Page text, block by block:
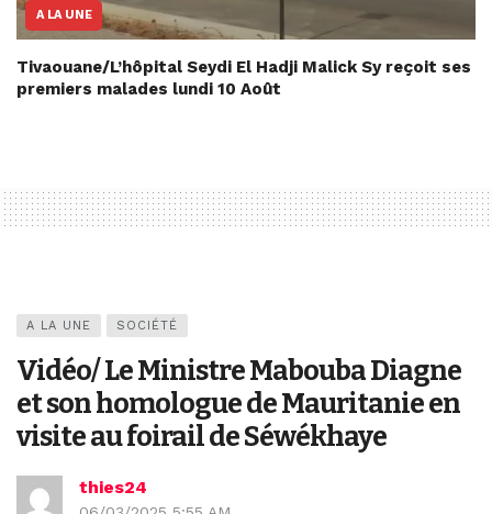
A LA UNE
Tivaouane/L’hôpital Seydi El Hadji Malick Sy reçoit ses
premiers malades lundi 10 Août
A LA UNE SOCIÉTÉ
Vidéo/ Le Ministre Mabouba Diagne
et son homologue de Mauritanie en
visite au foirail de Séwékhaye
thies24